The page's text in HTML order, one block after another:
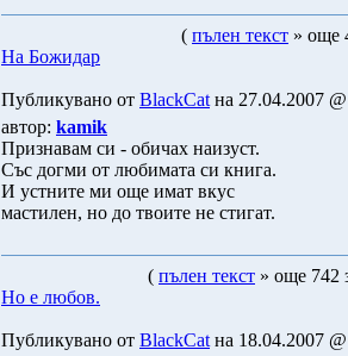
( пълен текст » още
На Божидар
Публикувано от BlackCat на 27.04.2007
автор: kamik
Признавам си - обичах наизуст.
Със догми от любимата си книга.
И устните ми още имат вкус
мастилен, но до твоите не стигат.
( пълен текст » още 742
Но е любов.
Публикувано от BlackCat на 18.04.2007